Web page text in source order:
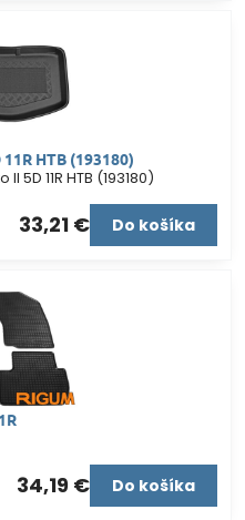
HTB (193180)
11R HTB (193180)
33,21 € Do košíka
34,19 € Do košíka